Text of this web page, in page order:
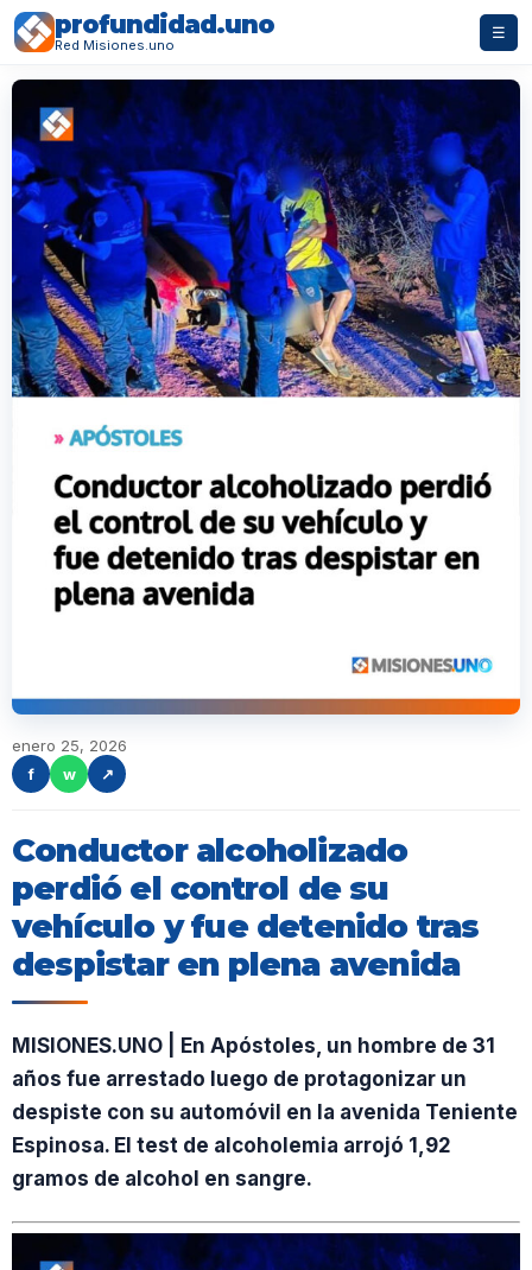
profundidad.uno
Red Misiones.uno
☰
enero 25, 2026
f
w ↗
Conductor alcoholizado
perdió el control de su
vehículo y fue detenido tras
despistar en plena avenida
MISIONES.UNO | En Apóstoles, un hombre de 31
años fue arrestado luego de protagonizar un
despiste con su automóvil en la avenida Teniente
Espinosa. El test de alcoholemia arrojó 1,92
gramos de alcohol en sangre.